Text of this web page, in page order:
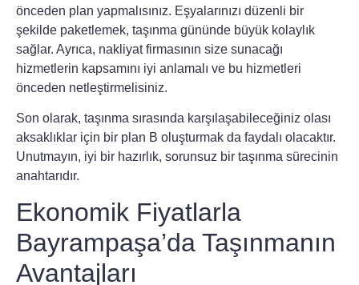
önceden plan yapmalısınız. Eşyalarınızı düzenli bir
şekilde paketlemek, taşınma gününde büyük kolaylık
sağlar. Ayrıca, nakliyat firmasının size sunacağı
hizmetlerin kapsamını iyi anlamalı ve bu hizmetleri
önceden netleştirmelisiniz.
Son olarak, taşınma sırasında karşılaşabileceğiniz olası
aksaklıklar için bir plan B oluşturmak da faydalı olacaktır.
Unutmayın, iyi bir hazırlık, sorunsuz bir taşınma sürecinin
anahtarıdır.
Ekonomik Fiyatlarla
Bayrampaşa’da Taşınmanın
Avantajları